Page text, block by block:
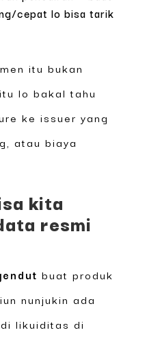
cepat lo bisa tarik
itu bukan
lo bakal tahu
ke issuer yang
atau biaya
kita
resmi
buat produk
nunjukin ada
likuiditas di